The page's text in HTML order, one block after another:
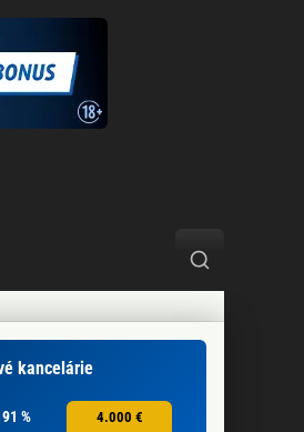
kancelárie
91 %
4.000 €